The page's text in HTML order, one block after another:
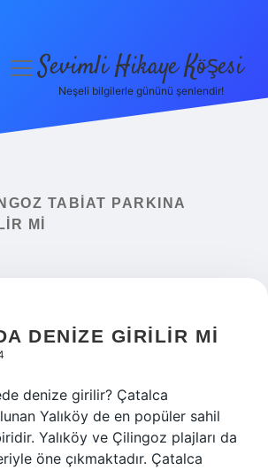
menüyüSevimli Hikaye Köşesi
Neşeli bilgilerle gününü şenlendir!
TABIAT PARKINA
MI
DENIZE GIRILIR MI
denize girilir? Çatalca
Yalıköy de en popüler sahil
Yalıköy ve Çilingoz plajları da
öne çıkmaktadır. Çatalca